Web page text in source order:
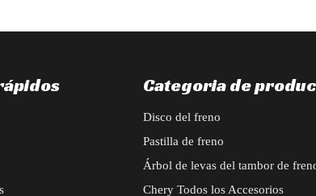
accesorios exteriores automotrices BAIC X55: marco
Categoria de
Disco del freno
Pastilla de freno
Árbol de levas del tambor de
Chery Todos los Accesorios